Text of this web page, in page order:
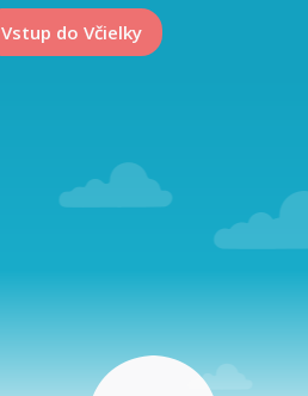
Vstup do Včielky